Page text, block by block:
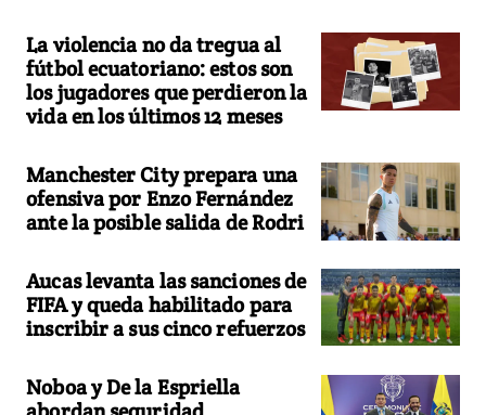
La violencia no da tregua al
fútbol ecuatoriano: estos son
los jugadores que perdieron la
vida en los últimos 12 meses
Manchester City prepara una
ofensiva por Enzo Fernández
ante la posible salida de Rodri
Aucas levanta las sanciones de
FIFA y queda habilitado para
inscribir a sus cinco refuerzos
Noboa y De la Espriella